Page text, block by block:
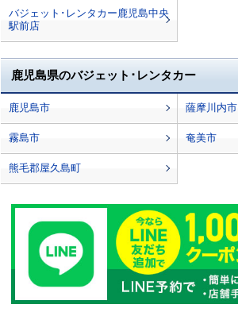
バジェット･レンタカー鹿児島中央
駅前店
鹿児島県のバジェット･レンタカー
鹿児島市 薩摩川内市
霧島市 奄美市
熊毛郡屋久島町